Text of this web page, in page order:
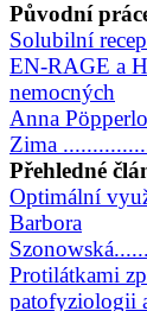
Původní
Solubilní
EN-RAGE a
nemocných
Anna
Zima
Přehledné
Optimální
Barbora
Protilátkami
patofyziologii